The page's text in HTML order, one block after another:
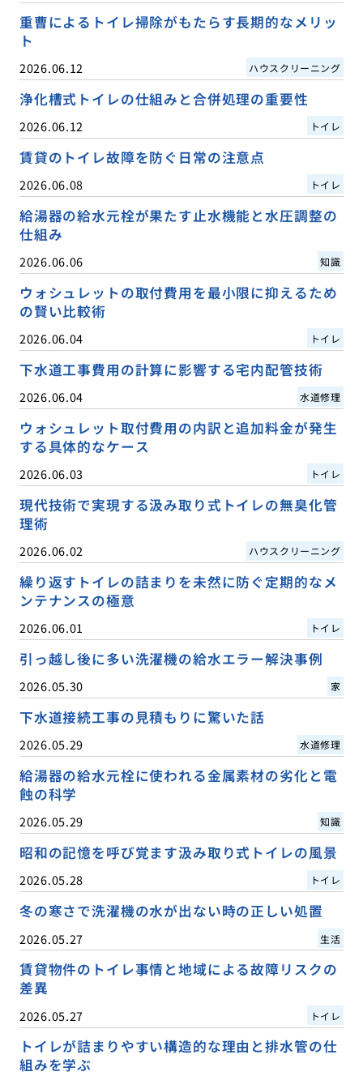
重曹によるトイレ掃除がもたらす長期的なメリッ
ト
2026.06.12 ハウスクリーニング
浄化槽式トイレの仕組みと合併処理の重要性
2026.06.12 トイレ
賃貸のトイレ故障を防ぐ日常の注意点
2026.06.08 トイレ
給湯器の給水元栓が果たす止水機能と水圧調整の
仕組み
2026.06.06 知識
ウォシュレットの取付費用を最小限に抑えるため
の賢い比較術
2026.06.04 トイレ
下水道工事費用の計算に影響する宅内配管技術
2026.06.04 水道修理
ウォシュレット取付費用の内訳と追加料金が発生
する具体的なケース
2026.06.03 トイレ
現代技術で実現する汲み取り式トイレの無臭化管
理術
2026.06.02 ハウスクリーニング
繰り返すトイレの詰まりを未然に防ぐ定期的なメ
ンテナンスの極意
2026.06.01 トイレ
引っ越し後に多い洗濯機の給水エラー解決事例
2026.05.30 家
下水道接続工事の見積もりに驚いた話
2026.05.29 水道修理
給湯器の給水元栓に使われる金属素材の劣化と電
蝕の科学
2026.05.29 知識
昭和の記憶を呼び覚ます汲み取り式トイレの風景
2026.05.28 トイレ
冬の寒さで洗濯機の水が出ない時の正しい処置
2026.05.27 生活
賃貸物件のトイレ事情と地域による故障リスクの
差異
2026.05.27 トイレ
トイレが詰まりやすい構造的な理由と排水管の仕
組みを学ぶ